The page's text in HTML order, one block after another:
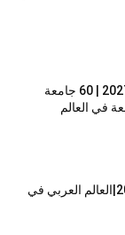
تصنيف الجامعات كيو إس 2027 | 60 جامعة
مؤشر مُدرَكات الفساد 2025|العالم العربي في